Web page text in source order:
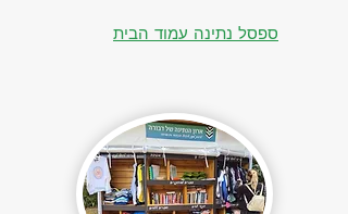
ספסל נתינה עמוד הבית